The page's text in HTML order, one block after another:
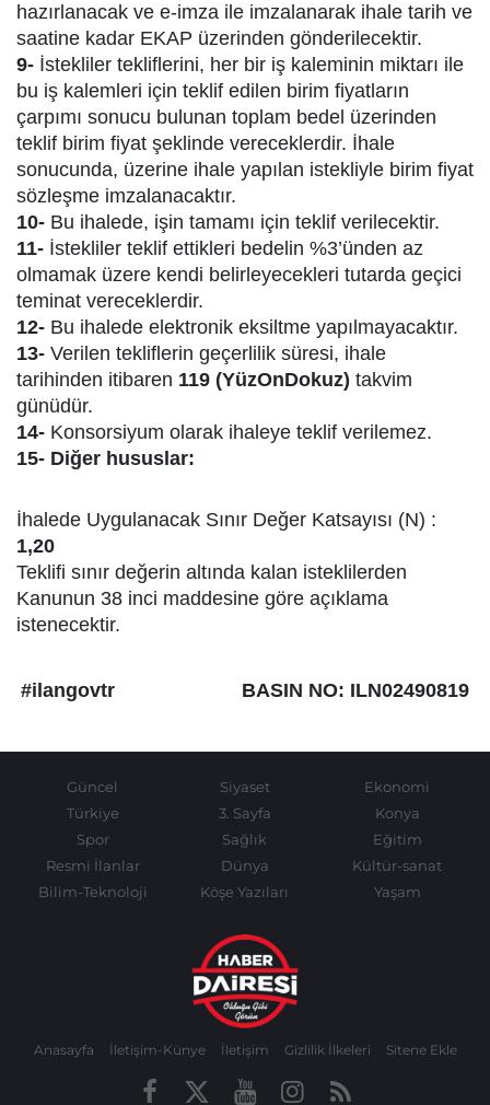
hazırlanacak ve e-imza ile imzalanarak ihale tarih ve
saatine kadar EKAP üzerinden gönderilecektir.
9- İstekliler tekliflerini, her bir iş kaleminin miktarı ile
bu iş kalemleri için teklif edilen birim fiyatların
çarpımı sonucu bulunan toplam bedel üzerinden
teklif birim fiyat şeklinde vereceklerdir. İhale
sonucunda, üzerine ihale yapılan istekliyle birim fiyat
sözleşme imzalanacaktır.
10- Bu ihalede, işin tamamı için teklif verilecektir.
11- İstekliler teklif ettikleri bedelin %3’ünden az
olmamak üzere kendi belirleyecekleri tutarda geçici
teminat vereceklerdir.
12- Bu ihalede elektronik eksiltme yapılmayacaktır.
13- Verilen tekliflerin geçerlilik süresi, ihale
tarihinden itibaren 119 (YüzOnDokuz) takvim
günüdür.
14- Konsorsiyum olarak ihaleye teklif verilemez.
15- Diğer hususlar:
İhalede Uygulanacak Sınır Değer Katsayısı (N) :
1,20
Teklifi sınır değerin altında kalan isteklilerden
Kanunun 38 inci maddesine göre açıklama
istenecektir.
#ilangovtr BASIN NO: ILN02490819
Güncel Siyaset
Ekonomi
Türkiye
3. Sayfa
Konya
Spor
Sağlık
Eğitim
Resmi İlanlar
Dünya
Kültür-sanat
Bilim-Teknoloji
Köşe Yazıları Yaşam
Anasayfa İletişim-Künye İletişim Gizlilik İlkeleri Sitene Ekle